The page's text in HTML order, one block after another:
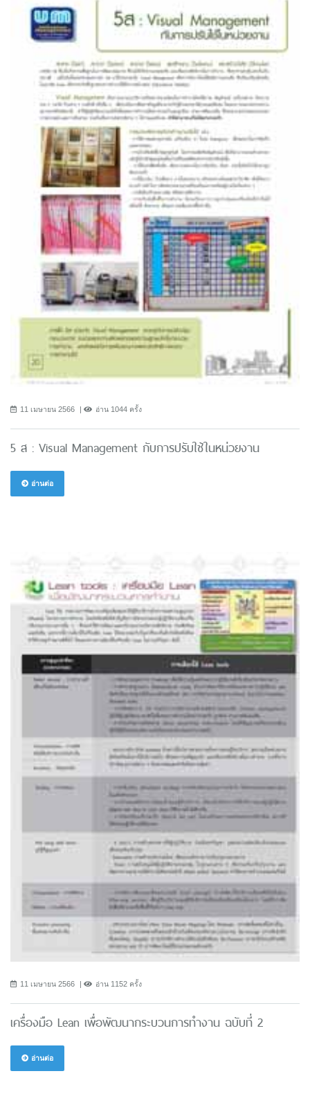
11 เมษายน 2566 อ่าน 1044 ครั้ง
5 ส : Visual Management กับการปรับใช้ในหน่วยงาน
อ่านต่อ
11 เมษายน 2566 อ่าน 1152 ครั้ง
เครื่องมือ Lean เพื่อพัฒนากระบวนการทำงาน ฉบับที่ 2
อ่านต่อ